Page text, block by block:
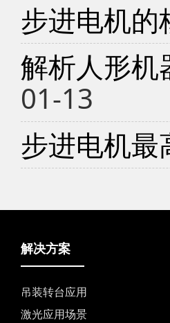
步进电机的
解析人形机
01-13
步进电机最
解决方案
吊装转台应用
激光应用场景